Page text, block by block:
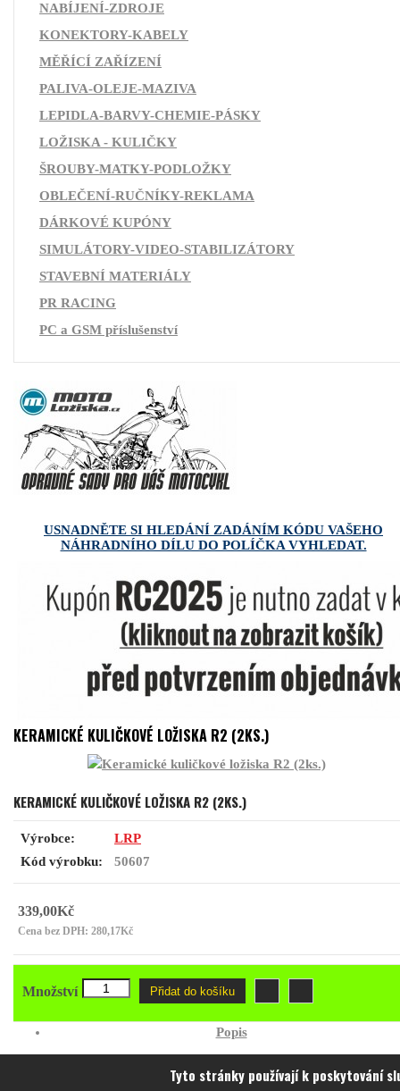
NABÍJENÍ-ZDROJE
KONEKTORY-KABELY
MĚŘÍCÍ ZAŘÍZENÍ
PALIVA-OLEJE-MAZIVA
LEPIDLA-BARVY-CHEMIE-PÁSKY
LOŽISKA - KULIČKY
ŠROUBY-MATKY-PODLOŽKY
OBLEČENÍ-RUČNÍKY-REKLAMA
DÁRKOVÉ KUPÓNY
SIMULÁTORY-VIDEO-STABILIZÁTORY
STAVEBNÍ MATERIÁLY
PR RACING
PC a GSM příslušenství
USNADNĚTE SI HLEDÁNÍ ZADÁNÍM KÓDU VAŠEHO
NÁHRADNÍHO DÍLU DO POLÍČKA VYHLEDAT.
KERAMICKÉ KULIČKOVÉ LOŽISKA R2 (2KS.)
KERAMICKÉ KULIČKOVÉ LOŽISKA R2 (2KS.)
Výrobce:
LRP
Kód výrobku:
50607
339,00Kč
Cena bez DPH: 280,17Kč
Množství Přidat do košíku
Popis
Tyto stránky používají k poskytování